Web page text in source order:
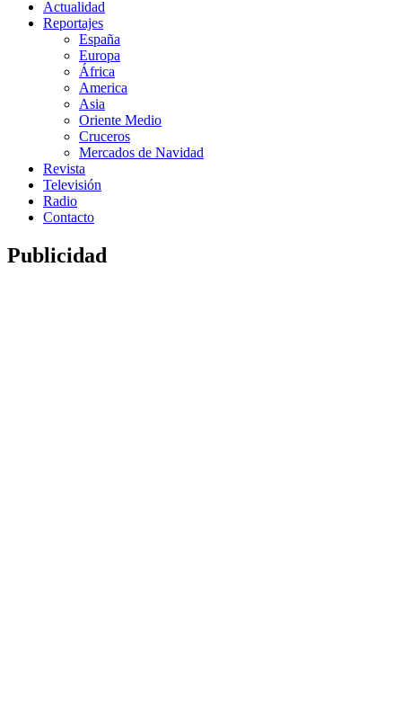
Actualidad
Reportajes
España
Europa
África
America
Asia
Oriente Medio
Cruceros
Mercados de Navidad
Revista
Televisión
Radio
Contacto
Publicidad